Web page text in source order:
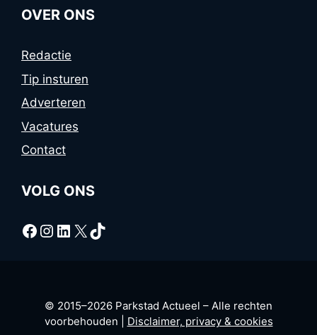
OVER ONS
Redactie
Tip insturen
Adverteren
Vacatures
Contact
VOLG ONS
Facebook
Instagram
LinkedIn
X TikTok
© 2015–2026 Parkstad Actueel – Alle rechten
voorbehouden | Disclaimer, privacy & cookies